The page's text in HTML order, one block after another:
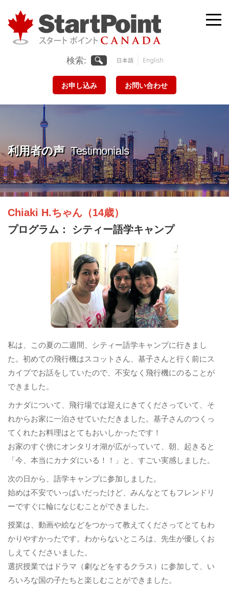
content
検索:
語
お申し込み お問い合わせ
利用者の声 Testimonials
Chiaki H.ちゃん（14歳）
プログラム： シティー語学キャンプ
私は、この夏の二週間、シティー語学キャンプに行きまし
た。初めての飛行機はスコットさん、基子さんと行く前にス
カイプでお話をしていたので、不安なく飛行機にのることが
できました。
カナダについて、飛行場では迎えにきてくださっていて、そ
れからお家に一泊させていただきました。基子さんのつくっ
てくれたお料理はとてもおいしかったです！
お家のすぐ傍にオンタリオ湖が広がっていて、朝、起きると
「今、本当にカナダにいる！！」と、すごい実感しました。
次の日から、語学キャンプに参加しました。
始めは不安でいっぱいだったけど、みんなとてもフレンドリ
ーですぐに輪になじむことができました。
授業は、動画や絵などをつかって教えてくださってとてもわ
かりやすかったです。わからないところは、先生が優しくお
しえてくださいました。
選択授業ではドラマ（劇などをするクラス）に参加して、い
ろいろな国の子たちと楽しむことができました。